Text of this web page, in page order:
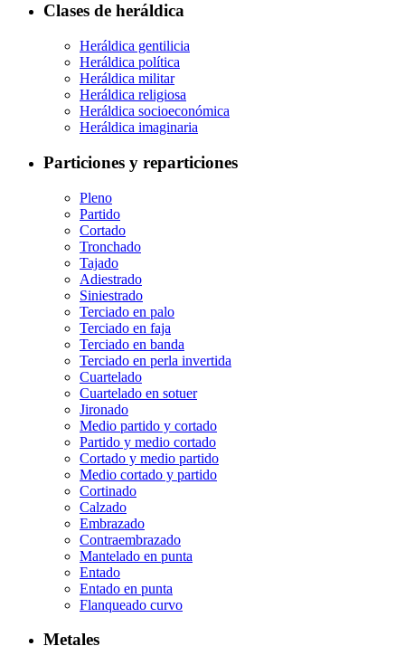
Clases de heráldica
Heráldica gentilicia
Heráldica política
Heráldica militar
Heráldica religiosa
Heráldica socioeconómica
Heráldica imaginaria
Particiones y reparticiones
Pleno
Partido
Cortado
Tronchado
Tajado
Adiestrado
Siniestrado
Terciado en palo
Terciado en faja
Terciado en banda
Terciado en perla invertida
Cuartelado
Cuartelado en sotuer
Jironado
Medio partido y cortado
Partido y medio cortado
Cortado y medio partido
Medio cortado y partido
Cortinado
Calzado
Embrazado
Contraembrazado
Mantelado en punta
Entado
Entado en punta
Flanqueado curvo
Metales